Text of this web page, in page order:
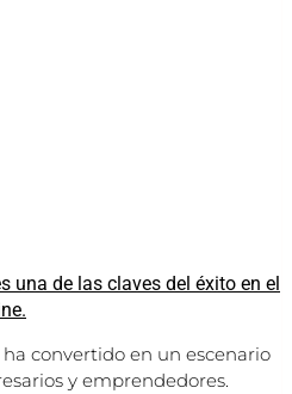
una de las claves del éxito en el
convertido en un escenario
y emprendedores.